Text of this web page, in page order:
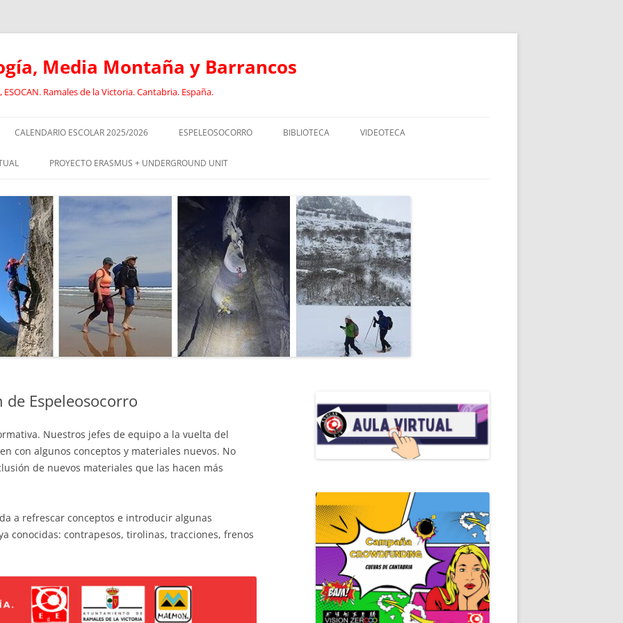
Media Montaña y Barrancos
Ramales de la Victoria. Cantabria. España.
DE
CALENDARIO ESCOLAR 2025/2026 ESPELEOSOCORRO
RECORRIDO FORMATIVO DE
SOCORRISTAS I
SOCORRISTAS II
BIBLIOTECA
CAVIDADES
DEPORTE ADAPTADO Y
DISCAPACIDAD
GEOLOGIA
MANUALES DE ESPELEO
NATURALEZA
PRIMEROS AUXILIOS
PUBLICACIONES PERIÓDICAS
SENDERISMO
TÉCNICAS DE ESPELEOLOGÍA
TÉCNICAS DE ESPELEOSOCORRO
TOPOGRAFÍA
VIDEOTECA
PROYECTO ERASMUS + UNDERGROUND UNIT
DEPORTISTAS CON DISCAPACIDAD
EN EL MEDIO NATURAL
ESPELEOLOGÍA INCLUSIVA
EQUIPO JÓVENES ESPELEÓLOGOS.
de Espeleosocorro
Nuestros jefes de equipo a la vuelta del
con algunos conceptos y materiales nuevos. No
de nuevos materiales que las hacen más
a refrescar conceptos e introducir algunas
conocidas: contrapesos, tirolinas, tracciones, frenos